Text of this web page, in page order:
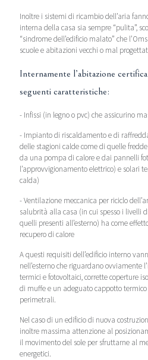
Inoltre i sistemi di ricambio dell’aria
interna della casa sia sempre “pulita”,
“sindrome dell’edificio malato” che
scuole e abitazioni vecchi o mal
Internamente l’abitazione
seguenti caratteristiche:
- Infissi (in legno o pvc) che assicurino
- Impianto di riscaldamento e di
delle stagioni calde come di quelle
da una pompa di calore e dai pannelli
l’approvvigionamento elettrico) e solari
calda)
- Ventilazione meccanica per riciclo
salubrità alla casa (in cui spesso i livelli
quelli presenti all’esterno) ha come
recupero di calore
A questi requisiti dell’edificio interno
nell’esterno che riguardano ovviamente
termici e fotovoltaici, corrette coperture
di muffe e un adeguato cappotto
perimetrali.
Nel caso di un edificio di nuova
inoltre massima attenzione al
il movimento del sole per sfruttarne al
energetici.